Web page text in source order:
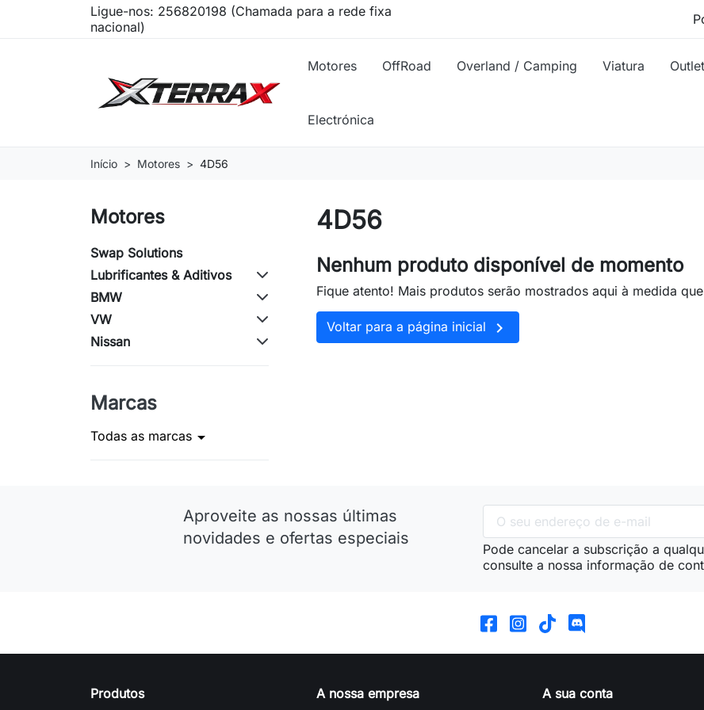
Ligue-nos: 256820198 (Chamada para a rede fixa
nacional)
Motores OffRoad Overland / Camping Viatura Outlet
Electrónica
Início Motores 4D56
Motores
Swap Solutions
Lubrificantes & Aditivos
BMW
VW
Nissan
Marcas
Todas as marcas arrow_drop_down
4D56
Nenhum produto disponível de momento
Fique atento! Mais produtos serão mostrados aqui à medida
Voltar para a página inicial 
Aproveite as nossas últimas
novidades e ofertas especiais
Pode cancelar a subscrição a
consulte a nossa informação de
Produtos A nossa empresa A sua conta